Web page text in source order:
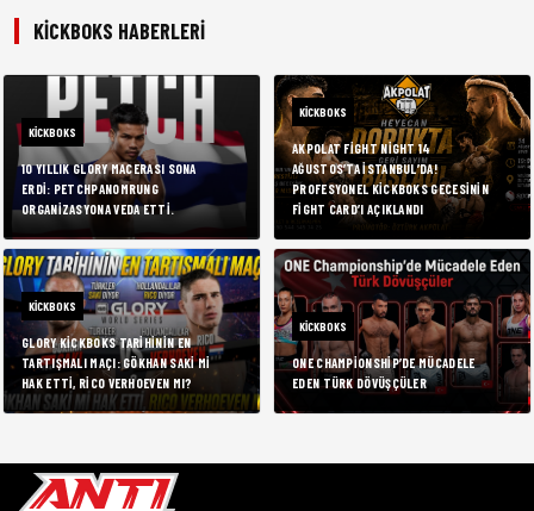
KICKBOKS HABERLERI
KICKBOKS
10 YILLIK GLORY MACERASI SONA
ERDI: PETCHPANOMRUNG
ORGANIZASYONA VEDA ETTI.
KICKBOKS
AKPOLAT FIGHT NIGHT 14
AĞUSTOS’TA İSTANBUL’DA!
PROFESYONEL KICKBOKS GECESININ
FIGHT CARD’I AÇIKLANDI
KICKBOKS
GLORY KICKBOKS TARIHININ EN
TARTIŞMALI MAÇI: GÖKHAN SAKI MI
HAK ETTI, RICO VERHOEVEN MI?
KICKBOKS
ONE CHAMPIONSHIP’DE MÜCADELE
EDEN TÜRK DÖVÜŞÇÜLER